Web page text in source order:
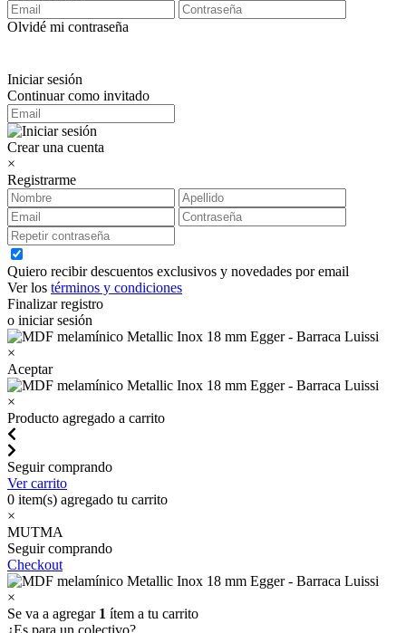
Olvidé mi contraseña
Iniciar sesión
Continuar como invitado
Crear una cuenta
×
Registrarme
Quiero recibir descuentos exclusivos y novedades por email
Ver los términos y condiciones
Finalizar registro
o iniciar sesión
×
Aceptar
×
Producto agregado a carrito
Seguir comprando
Ver carrito
0 item(s) agregado tu carrito
×
MUTMA
Seguir comprando
Checkout
×
Se va a agregar 1 ítem a tu carrito
¿Es para un colectivo?